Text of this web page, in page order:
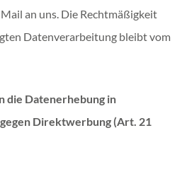
an uns. Die Rechtmäßigkeit
Datenverarbeitung bleibt vom
die Datenerhebung in
Direktwerbung (Art. 21